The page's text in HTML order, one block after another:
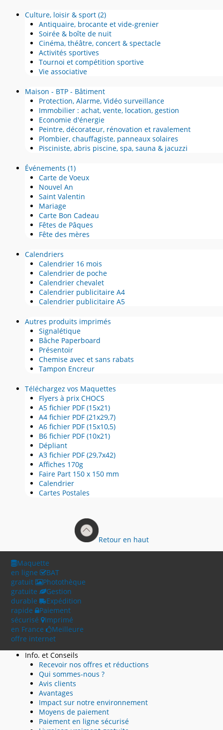
Culture, loisir & sport(2)
Antiquaire, brocante et vide-grenier
Soirée & boîte de nuit
Cinéma, théâtre, concert & spectacle
Activités sportives
Tournoi et compétition sportive
Vie associative
Maison - BTP - Bâtiment
Protection, Alarme, Vidéo surveillance
Immobilier : achat, vente, location, gestion
Economie d'énergie
Peintre, décorateur, rénovation et ravalement
Plombier, chauffagiste, panneaux solaires
Pisciniste, abris piscine, spa, sauna & jacuzzi
Événements(1)
Carte de Voeux
Nouvel An
Saint Valentin
Mariage
Carte Bon Cadeau
Fêtes de Pâques
Fête des mères
Calendriers
Calendrier 16 mois
Calendrier de poche
Calendrier chevalet
Calendrier publicitaire A4
Calendrier publicitaire A5
Autres produits imprimés
Signalétique
Bâche Paperboard
Présentoir
Chemise avec et sans rabats
Tampon Encreur
Téléchargez vos Maquettes
Flyers à prix CHOCS
A5 fichier PDF (15x21)
A4 fichier PDF (21x29,7)
A6 fichier PDF (15x10,5)
B6 fichier PDF (10x21)
Dépliant
A3 fichier PDF (29,7x42)
Affiches 170g
Faire Part 150 x 150 mm
Calendrier
Cartes Postales
Retour en haut
Maquette
en ligne
BAT
gratuit
Photothèque
gratuite
Gestion
durable
Expédition
rapide
Paiement
sécurisé
Imprimé
en France
Meilleure
offre internet
Info. et Conseils
Recevoir nos offres et réductions
Qui sommes-nous ?
Avis clients
Avantages
Impact sur notre environnement
Moyens de paiement
Paiement en ligne sécurisé